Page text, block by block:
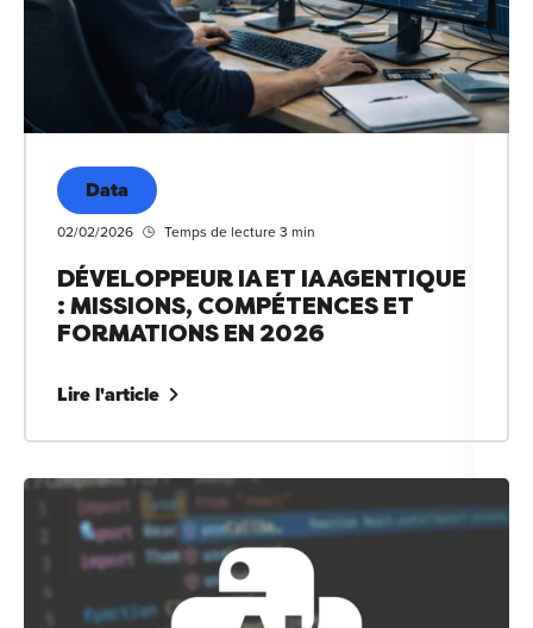
Data
02/02/2026 Temps de lecture 3 min
DÉVELOPPEUR IA ET IA AGENTIQUE
: MISSIONS, COMPÉTENCES ET
FORMATIONS EN 2026
Lire l'article